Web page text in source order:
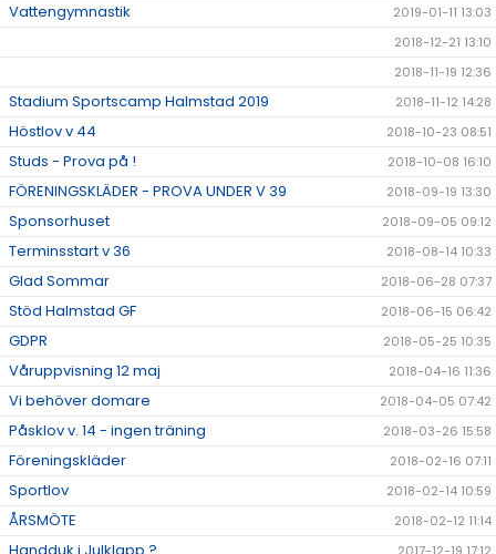
Vattengymnastik
2019-01-11 13:03
2018-12-21 13:10
2018-11-19 12:36
Stadium Sportscamp Halmstad 2019 2018-11-12 14:28
Höstlov v 44 2018-10-23 08:51
Studs - Prova på ! 2018-10-08 16:10
FÖRENINGSKLÄDER - PROVA UNDER V 39 2018-09-19 13:30
Sponsorhuset 2018-09-05 09:12
Terminsstart v 36 2018-08-14 10:33
Glad Sommar 2018-06-28 07:37
Stöd Halmstad GF 2018-06-15 06:42
GDPR 2018-05-25 10:35
Våruppvisning 12 maj 2018-04-16 11:36
Vi behöver domare 2018-04-05 07:42
Påsklov v. 14 - ingen träning 2018-03-26 15:58
Föreningskläder 2018-02-16 07:11
Sportlov 2018-02-14 10:59
ÅRSMÖTE 2018-02-12 11:14